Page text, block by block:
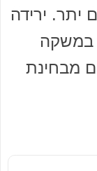
יתר. ירידה
במשקה
מבחינת